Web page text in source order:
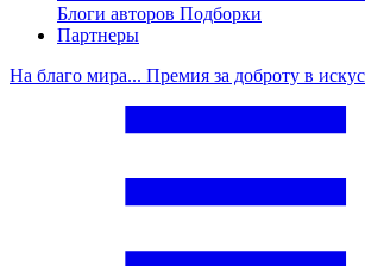
Блоги авторов Подборки
Партнеры
На благо мира... Премия за доброту в